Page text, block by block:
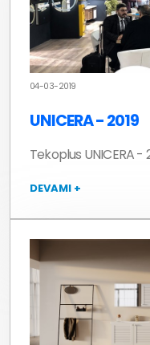
04-03-2019
UNICERA - 2019
Tekoplus UNICERA -
DEVAMI +